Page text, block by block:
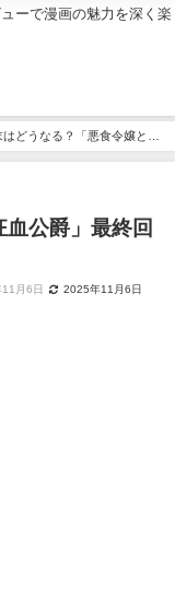
ーで漫画の魅力を深く楽
はどうなる？「悪食令嬢と狂
公爵」最終回
月6日 2025年11月6日